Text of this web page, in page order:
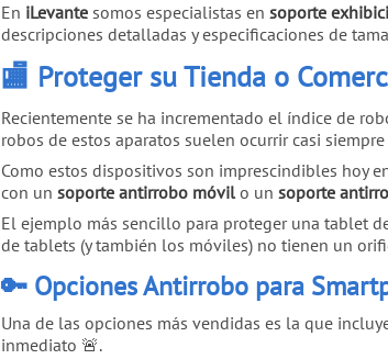
En iLevantesomos especialistas en soporte
descripciones detalladas y especificaciones de
🏬 Proteger su Tienda o
Recientemente se ha incrementado el índice de
robos de estos aparatos suelen ocurrir casi
Como estos dispositivos son imprescindibles hoy
con un soporte antirrobo móvilo un soporte
El ejemplo más sencillo para proteger una tablet
de tablets (y también los móviles) no tienen un
🔑 Opciones Antirrobo para
Una de las opciones más vendidas es la que
inmediato 🚨.